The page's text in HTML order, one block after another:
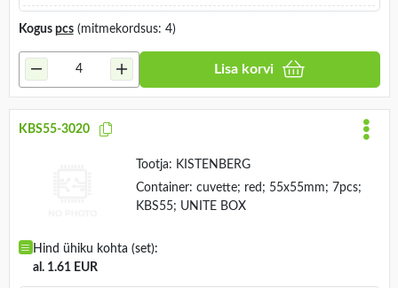
Kogus pcs(mitmekordsus: 4)
Lisa korvi
KBS55-3020
Tootja: KISTENBERG
Container: cuvette; red; 55x55mm; 7pcs;
KBS55; UNITE BOX
Hind ühiku kohta (set):
al. 1.61 EUR